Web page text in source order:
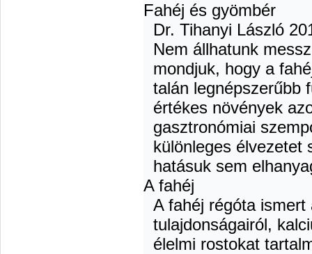
Fahéj és gyömbér
Dr. Tihanyi László
Nem állhatunk
mondjuk, hogy a
talán legnépszerűbb
értékes növények
gasztronómiai
különleges élvezetet
hatásuk sem
A fahéj
A fahéj régóta ismert
tulajdonságairól,
élelmi rostokat